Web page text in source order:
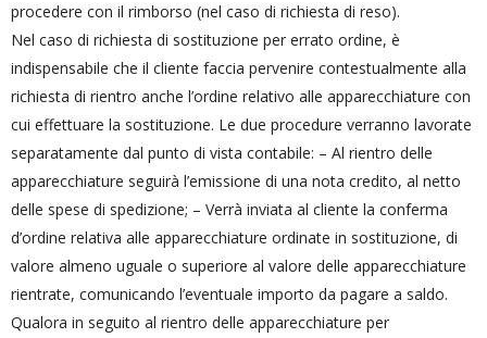
procedere con il rimborso (nel caso di richiesta di reso).
Nel caso di richiesta di sostituzione per errato ordine, è
indispensabile che il cliente faccia pervenire contestualmente alla
richiesta di rientro anche l’ordine relativo alle apparecchiature con
cui effettuare la sostituzione. Le due procedure verranno lavorate
separatamente dal punto di vista contabile: – Al rientro delle
apparecchiature seguirà l’emissione di una nota credito, al netto
delle spese di spedizione; – Verrà inviata al cliente la conferma
d’ordine relativa alle apparecchiature ordinate in sostituzione, di
valore almeno uguale o superiore al valore delle apparecchiature
rientrate, comunicando l’eventuale importo da pagare a saldo.
Qualora in seguito al rientro delle apparecchiature per